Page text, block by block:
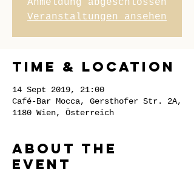
Anmeldung abgeschlossen
Veranstaltungen ansehen
Time & Location
14 Sept 2019, 21:00
Café-Bar Mocca, Gersthofer Str. 2A,
1180 Wien, Österreich
About the
event